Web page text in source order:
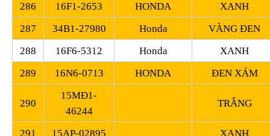
286
16F1-2653 HONDA
XANH
287
34B1-27980 Honda
VÀNG ĐEN
288
16F6-5312 Honda
XANH
289
16N6-0713 HONDA ĐEN XÁM
290
15MĐ1-
46244
TRẮNG
291 15AP-02895
XANH